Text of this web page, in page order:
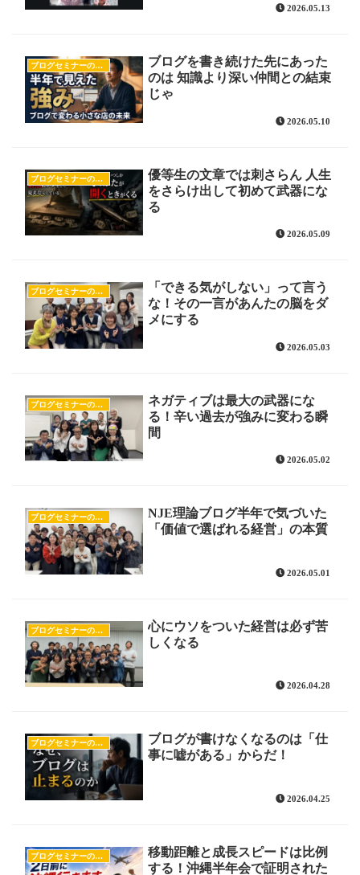
2026.05.13
ブログセミナーの様子
ブログを書き続けた先にあった
のは 知識より深い仲間との結束
じゃ
2026.05.10
ブログセミナーの様子
優等生の文章では刺さらん 人生
をさらけ出して初めて武器にな
る
2026.05.09
ブログセミナーの様子
「できる気がしない」って言う
な！その一言があんたの脳をダ
メにする
2026.05.03
ブログセミナーの様子
ネガティブは最大の武器にな
る！辛い過去が強みに変わる瞬
間
2026.05.02
ブログセミナーの様子
NJE理論ブログ半年で気づいた
「価値で選ばれる経営」の本質
2026.05.01
ブログセミナーの様子
心にウソをついた経営は必ず苦
しくなる
2026.04.28
ブログセミナーの様子
ブログが書けなくなるのは「仕
事に嘘がある」からだ！
2026.04.25
ブログセミナーの様子
移動距離と成長スピードは比例
する！沖縄半年会で証明された